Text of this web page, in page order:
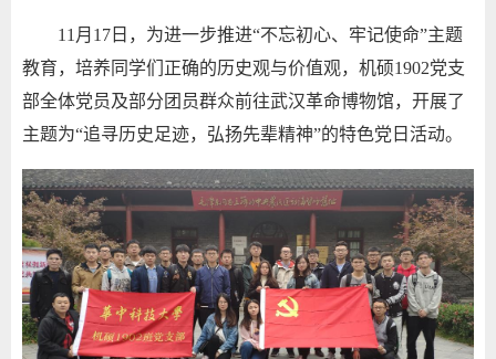
11月 17 日，为进一步推进“不忘初心、牢记使命”主题
教育，培养同学们正确的历史观与价值观，机硕1902党支
部全体党员及部分团员群众前往武汉革命博物馆，开展了
主题为“追寻历史足迹，弘扬先辈精神”的特色党日活动。